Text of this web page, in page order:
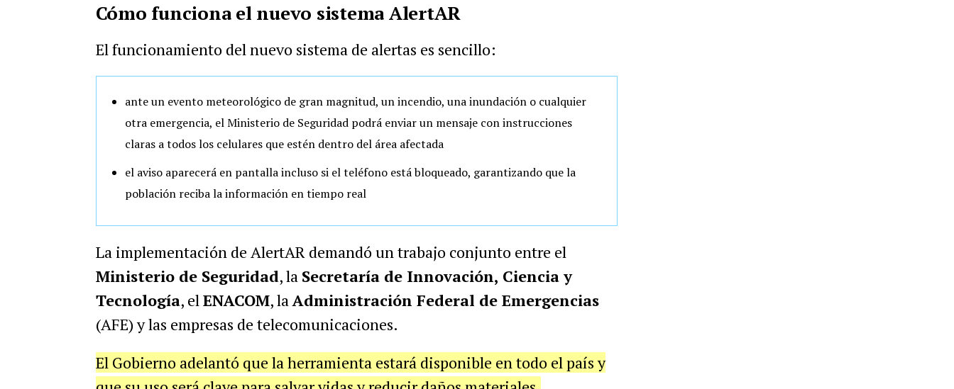
Cómo funciona el nuevo sistema AlertAR
El funcionamiento del nuevo sistema de alertas es sencillo:
ante un evento meteorológico de gran magnitud, un incendio, una inundación o cualquier
otra emergencia, el Ministerio de Seguridad podrá enviar un mensaje con instrucciones
claras a todos los celulares que estén dentro del área afectada
el aviso aparecerá en pantalla incluso si el teléfono está bloqueado, garantizando que la
población reciba la información en tiempo real
La implementación de AlertAR demandó un trabajo conjunto entre el
Ministerio de Seguridad, la Secretaría de Innovación, Ciencia y
Tecnología, elENACOM, laAdministración Federal de Emergencias
(AFE) y las empresas de telecomunicaciones.
El Gobierno adelantó que la herramienta estará disponible en todo el país y